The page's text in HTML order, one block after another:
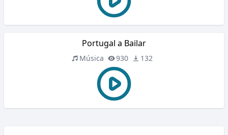
Portugal a Bailar
Música 930 132